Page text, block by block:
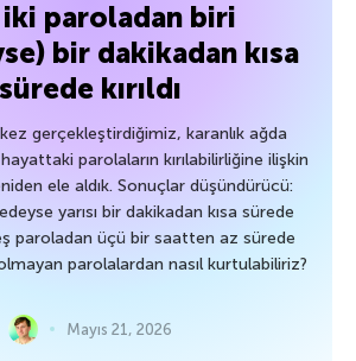
paroladan biri
bir dakikadan kısa
sürede kırıldı
gerçekleştirdiğimiz, karanlık ağda
hayattaki parolaların kırılabilirliğine ilişkin
ele aldık. Sonuçlar düşündürücü:
yarısı bir dakikadan kısa sürede
paroladan üçü bir saatten az sürede
olmayan parolalardan nasıl kurtulabiliriz?
Mayıs 21, 2026